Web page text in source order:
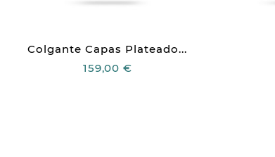
Colgante Capas Plateado...
159,00 €